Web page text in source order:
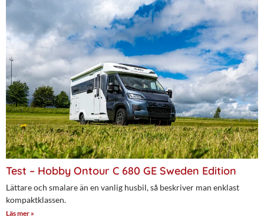
Test – Hobby Ontour C 680 GE Sweden Edition
Lättare och smalare än en vanlig husbil, så beskriver man enklast
kompaktklassen.
Läs mer »